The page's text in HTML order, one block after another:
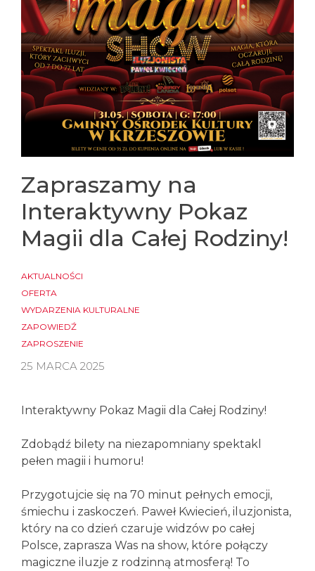
Zapraszamy na
Interaktywny Pokaz
Magii dla Całej Rodziny!
AKTUALNOŚCI
OFERTA
WYDARZENIA KULTURALNE
ZAPOWIEDŹ
ZAPROSZENIE
25 MARCA 2025
Interaktywny Pokaz Magii dla Całej Rodziny!
Zdobądź bilety na niezapomniany spektakl
pełen magii i humoru!
Przygotujcie się na 70 minut pełnych emocji,
śmiechu i zaskoczeń. Paweł Kwiecień, iluzjonista,
który na co dzień czaruje widzów po całej
Polsce, zaprasza Was na show, które połączy
magiczne iluzje z rodzinną atmosferą! To